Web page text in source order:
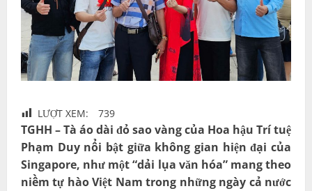
LƯỢT XEM: 739
TGHH – Tà áo dài đỏ sao vàng của Hoa hậu Trí tuệ
Phạm Duy nổi bật giữa không gian hiện đại của
Singapore, như một “dải lụa văn hóa” mang theo
niềm tự hào Việt Nam trong những ngày cả nước